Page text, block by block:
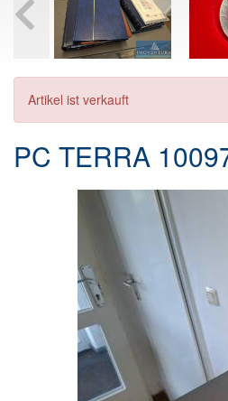
Artikel ist verkauft
PC TERRA